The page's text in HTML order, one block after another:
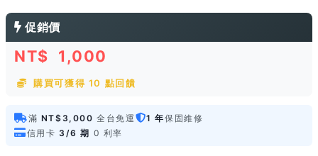
促銷價
NT$ 1,000
購買可獲得 10 點回饋
滿 NT$3,000 全台免運 1 年保固維修
信用卡 3/6 期 0 利率